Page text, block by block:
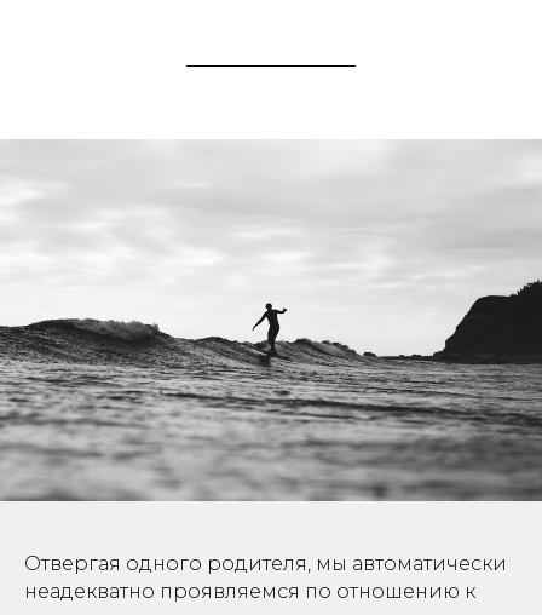
Отвергая одного родителя, мы автоматически
неадекватно проявляемся по отношению к